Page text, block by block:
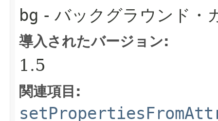
bg - バックグラウンド・
導入されたバージョン:
1.5
関連項目: